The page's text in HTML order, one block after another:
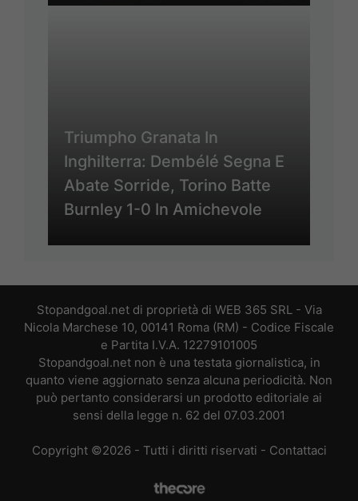
Triumpho Granata In
Inghilterra: Dembélé Segna E
Abate Sorride, Torino Batte
Burnley 1-0 In Amichevole
Stopandgoal.net di proprietà di WEB 365 SRL - Via
Nicola Marchese 10, 00141 Roma (RM) - Codice Fiscale
e Partita I.V.A. 12279101005
Stopandgoal.net non è una testata giornalistica, in
quanto viene aggiornato senza alcuna periodicità. Non
può pertanto considerarsi un prodotto editoriale ai
sensi della legge n. 62 del 07.03.2001
Copyright ©2026 - Tutti i diritti riservati - Contattaci